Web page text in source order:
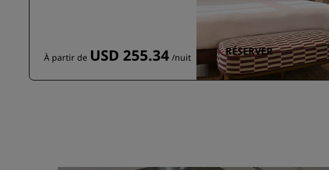
À partir de USD 255.34 /nuit RÉSERVER